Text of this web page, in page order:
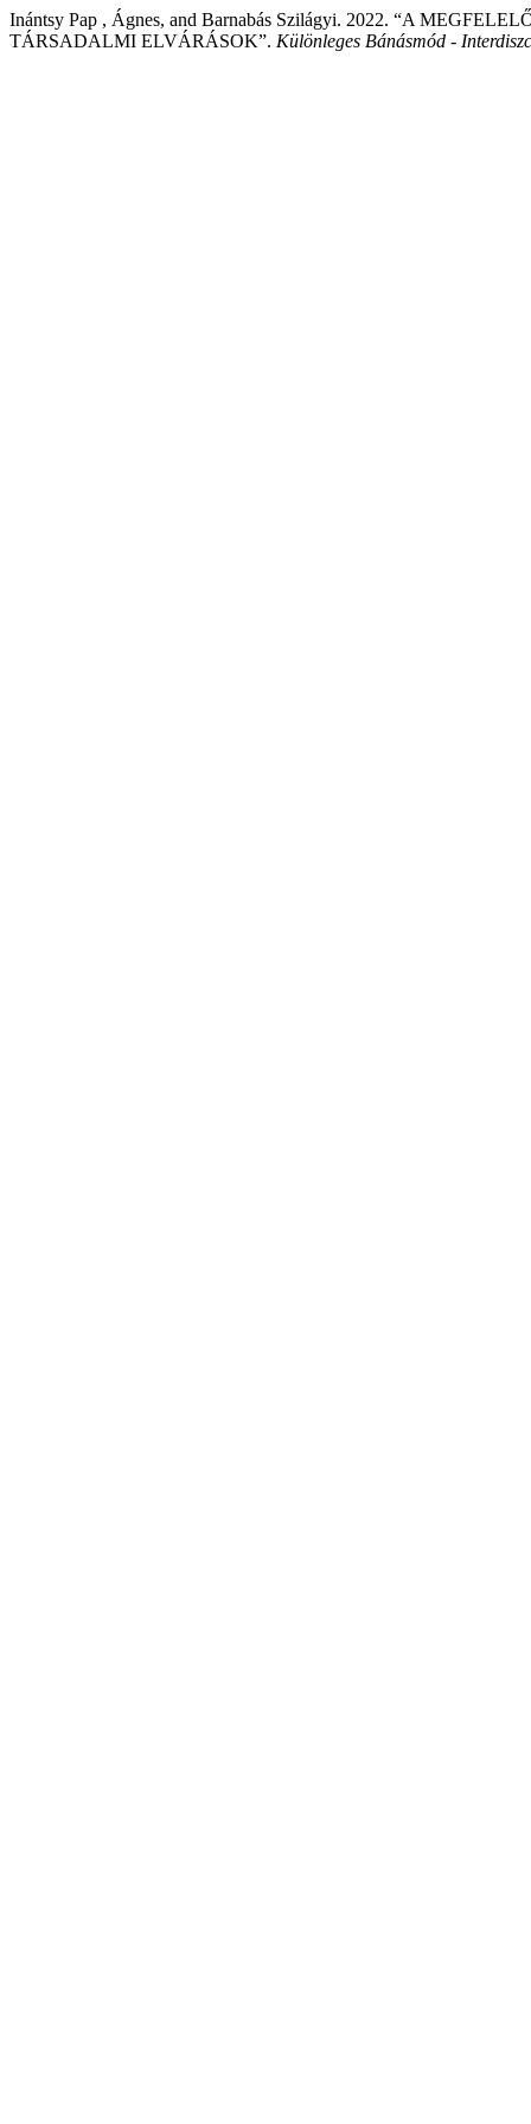
Inántsy Pap , Ágnes, and Barnabás Szilágyi. 2022. “A
TÁRSADALMI ELVÁRÁSOK”. Különleges Bánásmód -